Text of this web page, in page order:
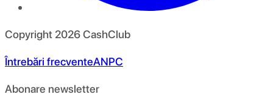
Copyright 2026CashClub
Întrebări frecventeANPC
Abonare newsletter